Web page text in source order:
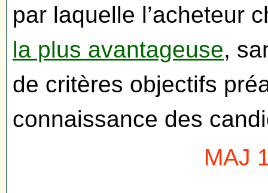
par laquelle l’acheteur
la plus avantageuse,
de critères objectifs
connaissance des
MAJ